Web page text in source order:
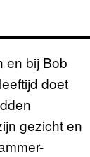
en bij Bob
doet
gezicht en